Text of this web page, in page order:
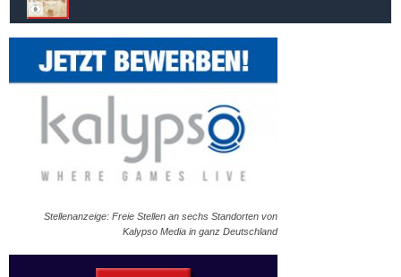
Stellenanzeige: Freie Stellen an sechs Standorten von
Kalypso Media in ganz Deutschland